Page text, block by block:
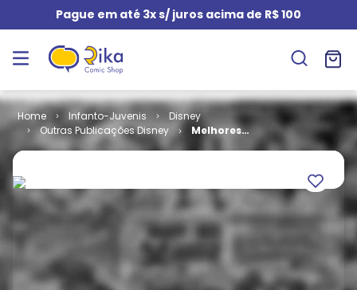
Pague em até 3x s/ juros acima de R$ 100
Infanto-Juvenis
Disney
Outras Publicações Disney
Melhores
Piadas Disney